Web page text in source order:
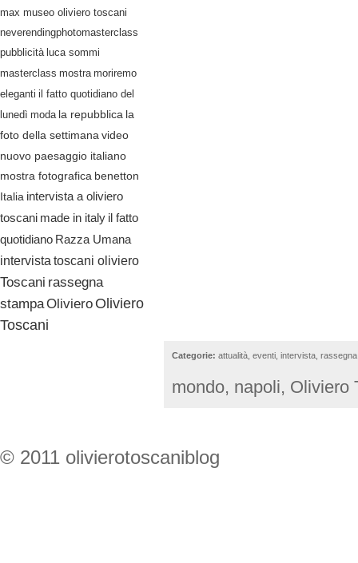
max museo oliviero toscani
neverendingphotomasterclass
pubblicità luca sommi
masterclass mostra moriremo
eleganti il fatto quotidiano del
lunedì moda la repubblica la
foto della settimana video
nuovo paesaggio italiano
mostra fotografica benetton
Italia intervista a oliviero
toscani made in italy il fatto
quotidiano Razza Umana
intervista toscani oliviero
Toscani rassegna
stampaOliviero Oliviero
Toscani
Categorie: attualità eventi intervista
mondo, napoli, Oliviero
© 2011 olivierotoscaniblog